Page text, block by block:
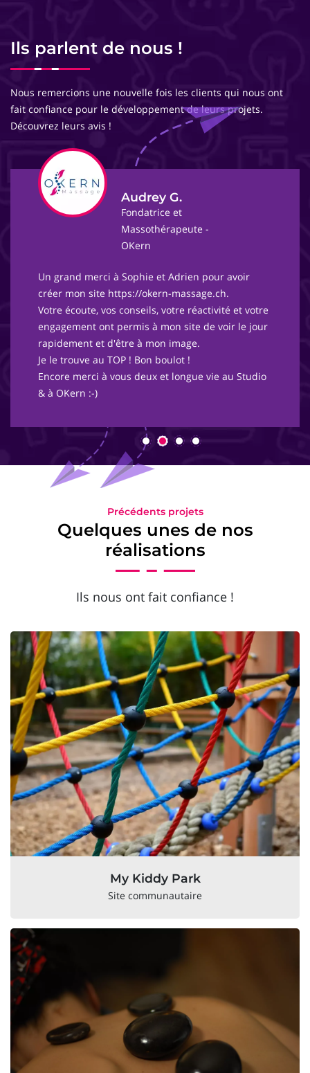
Ils parlent de nous !
Nous remercions une nouvelle fois les clients qui nous ont
fait confiance pour le développement de leurs projets.
Découvrez leurs avis !
Audrey G.
Fondatrice et
Massothérapeute -
OKern
Un grand merci à Sophie et Adrien pour avoir
créer mon site https://okern-massage.ch.
Votre écoute, vos conseils, votre réactivité et votre
engagement ont permis à mon site de voir le jour
rapidement et d'être à mon image.
Je le trouve au TOP ! Bon boulot !
Encore merci à vous deux et longue vie au Studio
& à OKern :-)
Précédents projets
Quelques unes de nos
réalisations
Ils nous ont fait confiance !
My Kiddy Park
Site communautaire